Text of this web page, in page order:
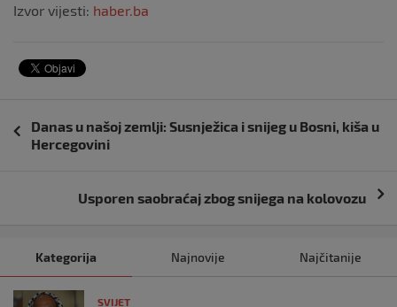
Izvor vijesti: haber.ba
objava
Danas u našoj zemlji: Susnježica i snijeg u Bosni, kiša u
Hercegovini
Usporen saobraćaj zbog snijega na kolovozu
Kategorija Najnovije Najčitanije
SVIJET